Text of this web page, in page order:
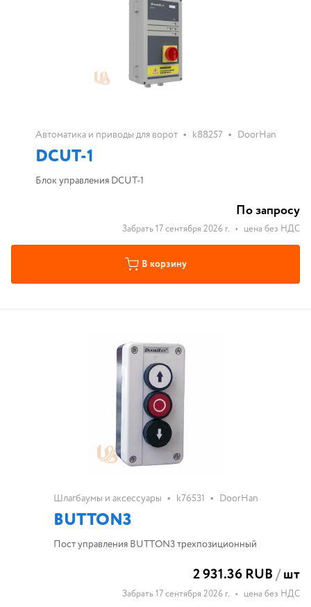
Автоматика и приводы для ворот • k88257 • DoorHan
DCUT-1
Блок управления DCUT-1
По запросу
Забрать 17 сентября 2026 г. • цена без НДС
В корзину
Шлагбаумы и аксессуары • k76531 • DoorHan
BUTTON3
Пост управления BUTTON3 трехпозиционный
2 931.36 RUB/шт
Забрать 17 сентября 2026 г. • цена без НДС